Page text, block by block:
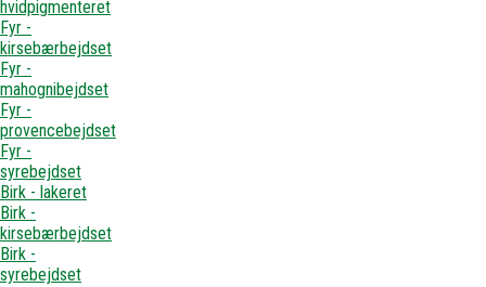
hvidpigmenteret
Fyr -
kirsebærbejdset
Fyr -
mahognibejdset
Fyr -
provencebejdset
Fyr -
syrebejdset
Birk - lakeret
Birk -
kirsebærbejdset
Birk -
syrebejdset